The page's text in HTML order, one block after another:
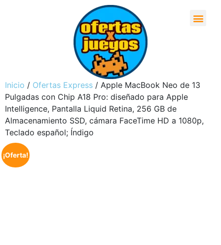
Inicio / Ofertas Express / Apple MacBook Neo de 13
Pulgadas con Chip A18 Pro: diseñado para Apple
Intelligence, Pantalla Liquid Retina, 256 GB de
Almacenamiento SSD, cámara FaceTime HD a 1080p,
Teclado español; Índigo
¡Oferta!